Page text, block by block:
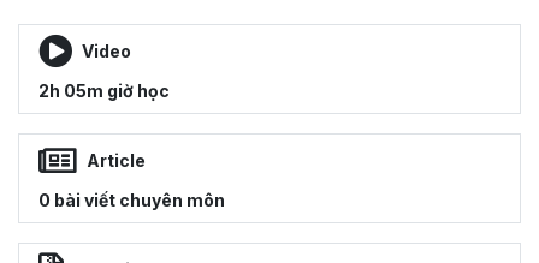
Video
2h 05m giờ học
Article
0 bài viết chuyên môn